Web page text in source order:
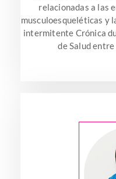
relacionadas a las
musculoesqueléticas y
intermitente Crónica
de Salud